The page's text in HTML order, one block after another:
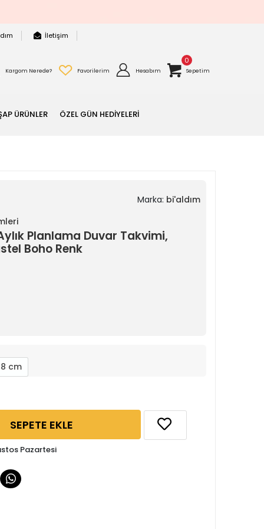
İletişim
Kargom Nerede? Favorilerim Hesabım
0
Sepetim
ÜRÜNLER ÖZEL GÜN HEDİYELERİ
Marka: bi'aldım
Planlama Duvar Takvimi,
Boho Renk
cm
SEPETE EKLE
Pazartesi